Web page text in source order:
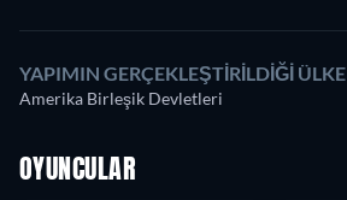
YAPIMIN GERÇEKLEŞTIRILDIĞI ÜLKE
Amerika Birleşik Devletleri
OYUNCULAR